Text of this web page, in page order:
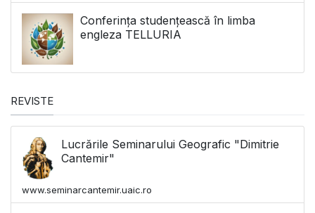
Conferința studențească în limba
engleza TELLURIA
REVISTE
Lucrările Seminarului Geografic "Dimitrie
Cantemir"
www.seminarcantemir.uaic.ro